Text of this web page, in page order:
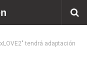
tendrá adaptación